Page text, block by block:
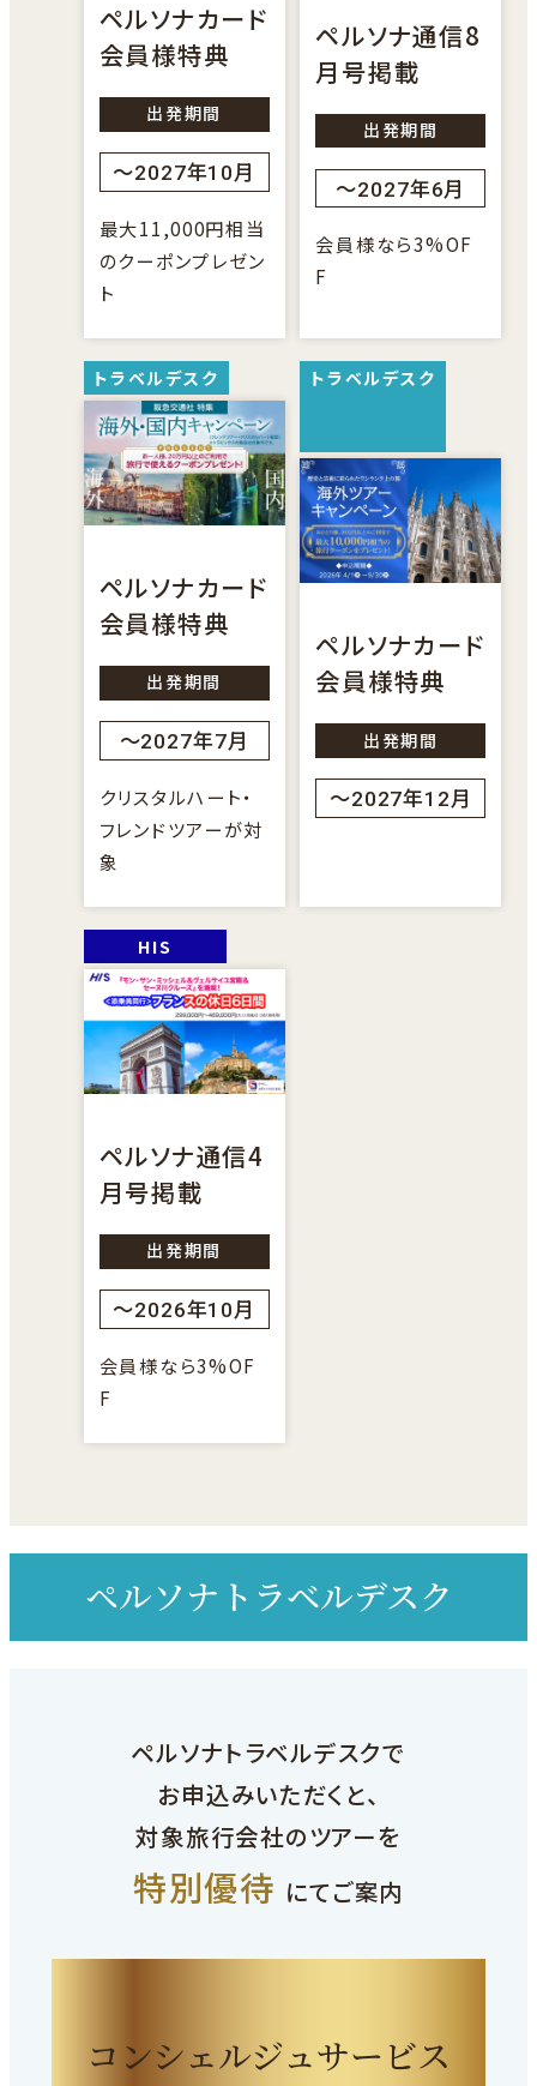
別
イ
ン
ド
ウ
で
開
き
ま
す
ペルソナカード
会員様特典
出発期間
～2027年10月
最大11,000円相当
のクーポンプレゼン
ト
別
イ
ン
ド
ウ
き
す
ペルソナ通信8
月号掲載
出発期間
～2027年6月
会員様なら3%OF
F
外
部
サ
イ
別
イ
ン
ウ
で
開
き
ま
す
ペルソナカード
会員様特典
出発期間
～2027年7月
クリスタルハート・
フレンドツアーが対
象
外
部
サ
イ
別
イ
ン
ペルソナカード
会員様特典
出発期間
～2027年12月
外
部
サ
イ
別
イ
ン
ド
ウ
ペルソナ通信4
月号掲載
出発期間
～2026年10月
会員様なら3%OF
F
ペルソナトラベルデスク
ペルソナトラベルデスクで
お申込みいただくと、
対象旅行会社のツアーを
特別優待 にてご案内
コンシェルジュサービス